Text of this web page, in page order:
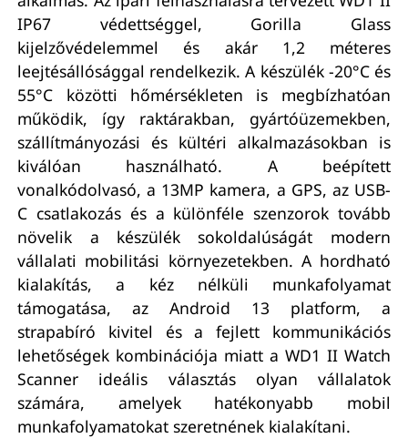
IP67 védettséggel, Gorilla Glass
kijelzővédelemmel és akár 1,2 méteres
leejtésállósággal rendelkezik. A készülék -20°C és
55°C közötti hőmérsékleten is megbízhatóan
működik, így raktárakban, gyártóüzemekben,
szállítmányozási és kültéri alkalmazásokban is
kiválóan használható. A beépített
vonalkódolvasó, a 13MP kamera, a GPS, az USB-
C csatlakozás és a különféle szenzorok tovább
növelik a készülék sokoldalúságát modern
vállalati mobilitási környezetekben. A hordható
kialakítás, a kéz nélküli munkafolyamat
támogatása, az Android 13 platform, a
strapabíró kivitel és a fejlett kommunikációs
lehetőségek kombinációja miatt a WD1 II Watch
Scanner ideális választás olyan vállalatok
számára, amelyek hatékonyabb mobil
munkafolyamatokat szeretnének kialakítani.